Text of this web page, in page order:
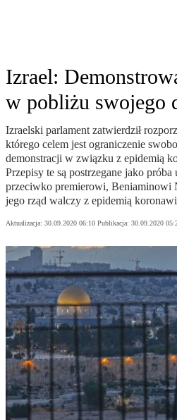
Izrael:
w pobliżu swojego
Izraelski parlament zatwierdził
którego celem jest ograniczenie
demonstracji w związku z epidemią
Przepisy te są postrzegane jako próba
przeciwko premierowi, Beniaminowi
jego rząd walczy z epidemią
Aktualizacja: 30.09.2020 06:10 Publikacja: 30.09.2020